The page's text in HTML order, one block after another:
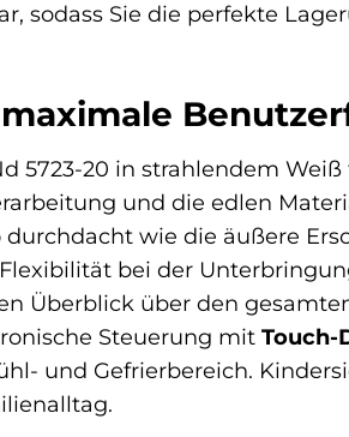
sodass Sie die perfekte
5723-20 in strahlendem
und die edlen
wie die äußere
bei der
Überblick über den
Steuerung mit Touch-
und Gefrierbereich.